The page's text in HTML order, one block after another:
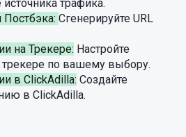
трафика.
Постбэка: Сгенерируйте URL
на Трекере: Настройте
по вашему выбору.
в ClickAdilla: Создайте
в ClickAdilla.